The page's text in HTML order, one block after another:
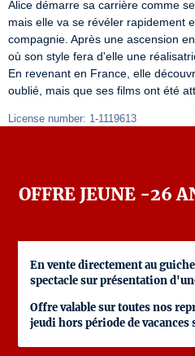
Alice démarre sa carrière comme
mais elle va se révéler rapidement
compagnie. Après une ascension
où son style fera d'elle une
En revenant en France, elle
oublié, mais que ses films ont été
License number: 1-1119613
OFFRE JEUNE -26
En vente directement au
spectacle sur présentation
Offre valable sur toutes nos
jeudi hors période de vacances